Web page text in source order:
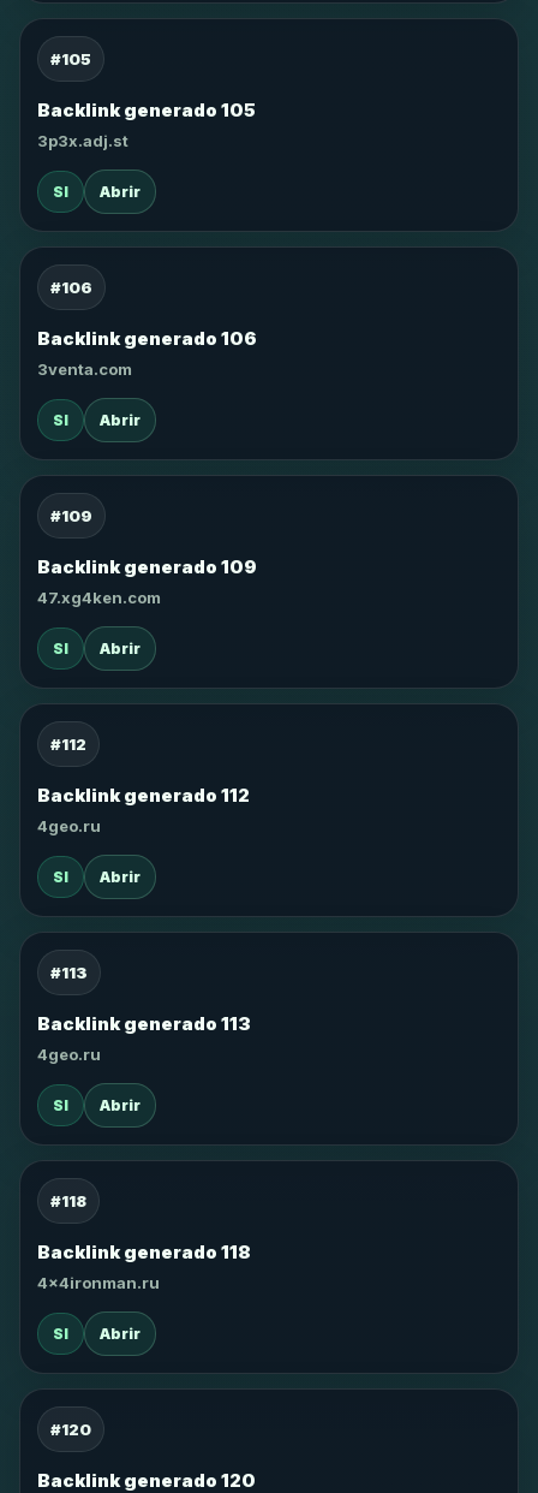
#105
Backlink generado 105
3p3x.adj.st
SI Abrir
#106
Backlink generado 106
3venta.com
SI Abrir
#109
Backlink generado 109
47.xg4ken.com
SI Abrir
#112
Backlink generado 112
4geo.ru
SI Abrir
#113
Backlink generado 113
4geo.ru
SI Abrir
#118
Backlink generado 118
4x4ironman.ru
SI Abrir
#120
Backlink generado 120